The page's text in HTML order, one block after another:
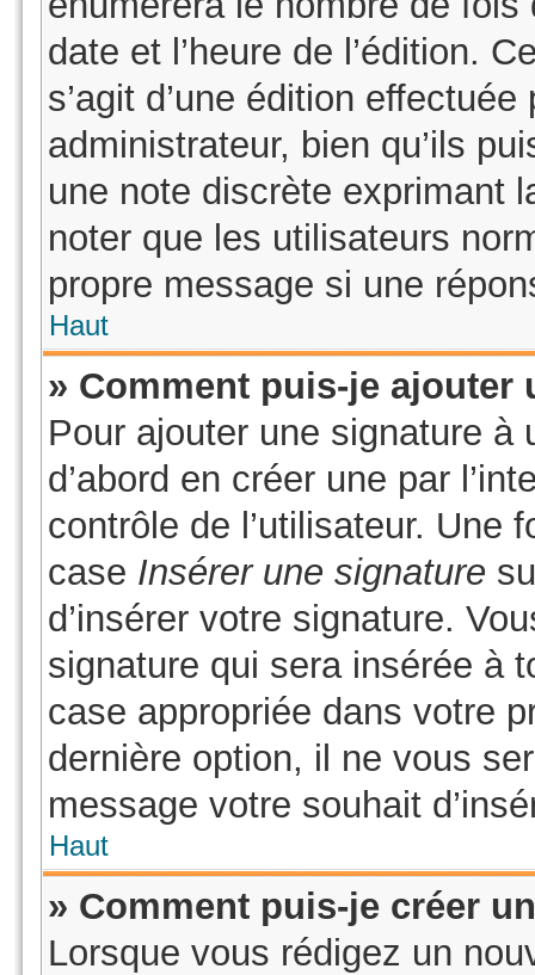
date et l’heure de l’édition.
s’agit d’une édition
administrateur, bien qu’ils
une note discrète exprimant
noter que les utilisateurs
propre message si une
Haut
» Comment puis-je ajouter
Pour ajouter une signature
d’abord en créer une par
contrôle de l’utilisateur. Une
case Insérer une signature
d’insérer votre signature.
signature qui sera insérée à
case appropriée dans votre
dernière option, il ne vous
message votre souhait
Haut
» Comment puis-je créer
Lorsque vous rédigez un